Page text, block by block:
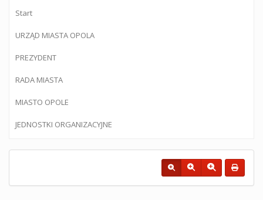
Start
URZĄD MIASTA OPOLA
PREZYDENT
RADA MIASTA
MIASTO OPOLE
JEDNOSTKI ORGANIZACYJNE